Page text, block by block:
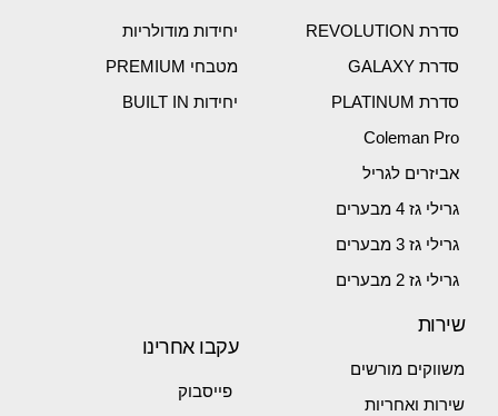
סדרת REVOLUTION
סדרת GALAXY
סדרת PLATINUM
Coleman Pro
אביזרים לגריל
גרילי גז 4 מבערים
גרילי גז 3 מבערים
גרילי גז 2 מבערים
יחידות מודולריות
מטבחי PREMIUM
יחידות BUILT IN
שירות
משווקים מורשים
שירות ואחריות
עקבו אחרינו
פייסבוק